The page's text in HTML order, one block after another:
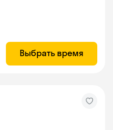
Выбрать время